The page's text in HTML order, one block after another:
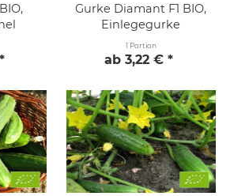
Gurke Diamant F1 BIO,
Einlegegurke
1 Portion
ab 3,22 € *